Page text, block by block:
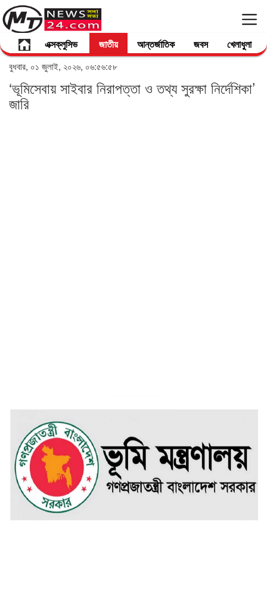
এক্সক্লুসিভ জাতীয় আন্তর্জাতিক জবস খেলাধুলা
বুধবার, ০১ জুলাই, ২০২৬, ০৬:৫৬:৫৮
‘ভূমিসেবায় সাইবার নিরাপত্তা ও তথ্য সুরক্ষা নির্দেশিকা’
জারি